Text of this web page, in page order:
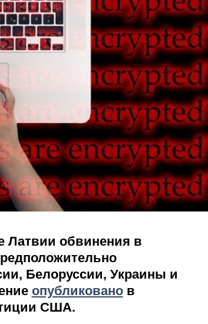
Латвии обвинения в
Белоруссии, Украины и
опубликованов
США.